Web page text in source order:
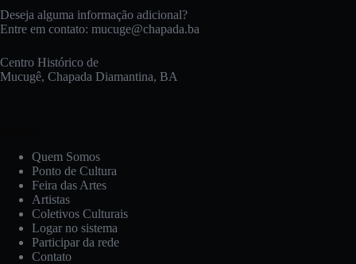
Deseja alguma informação adicional?
Entre em contato: mucuge@chapada.ba
Centro Histórico de
Mucugê, Chapada Diamantina, BA
Quem Somos
Ponto de Cultura
Feira das Artes
Artistas
Coletivos Culturais
Logar no sistema
Participar da rede
Contato